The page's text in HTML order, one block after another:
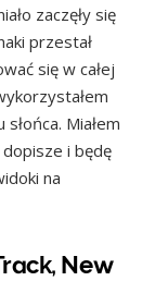
zaczęły się
przestał
się w całej
Miałem
i będę
na
New